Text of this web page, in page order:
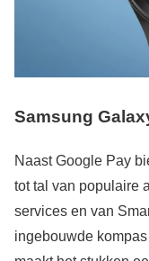
Samsung
Naast Google Pay
tot tal van populaire
services en van
ingebouwde